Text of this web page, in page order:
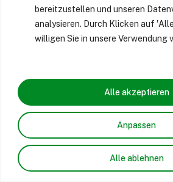
bereitzustellen und unseren
analysieren. Durch Klicken auf
willigen Sie in unsere Verwendung
Anpassen
Alle ablehnen
Alle akzeptieren